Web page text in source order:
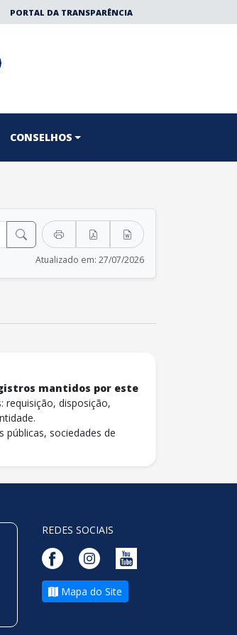
PORTAL DA TRANSPARÊNCIA
CONSELHOS
Atualizado em: 27/07/2026
mantidos por este
requisição, disposição,
públicas, sociedades de
REDES SOCIAIS
Mapa do Site